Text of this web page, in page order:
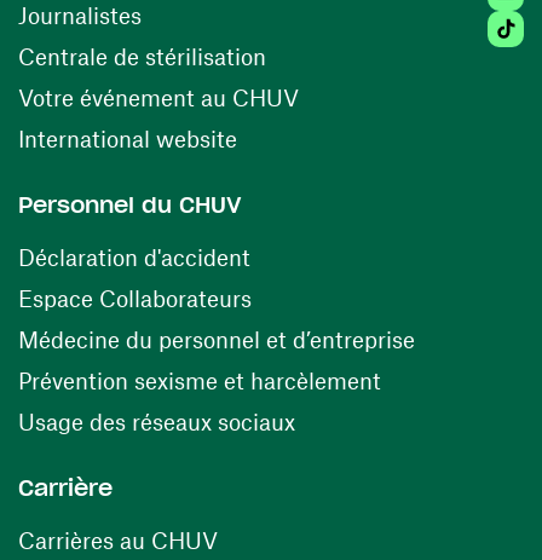
Journalistes
Centrale de stérilisation (opens in a new window)
Votre événement au CHUV(opens in a new
International website
Personnel du CHUV
Déclaration d'accident
Espace Collaborateurs(opens in a new window)
Médecine du personnel et d’entreprise
Prévention sexisme et harcèlement
Usage des réseaux sociaux(opens in a new
Carrière
Carrières au CHUV(opens in a new window)